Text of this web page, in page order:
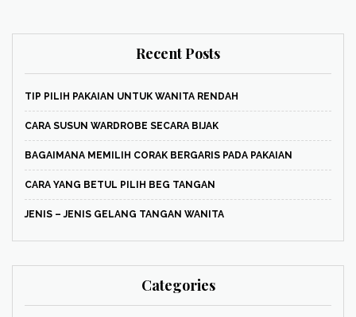
Recent Posts
TIP PILIH PAKAIAN UNTUK WANITA RENDAH
CARA SUSUN WARDROBE SECARA BIJAK
BAGAIMANA MEMILIH CORAK BERGARIS PADA PAKAIAN
CARA YANG BETUL PILIH BEG TANGAN
JENIS – JENIS GELANG TANGAN WANITA
Categories